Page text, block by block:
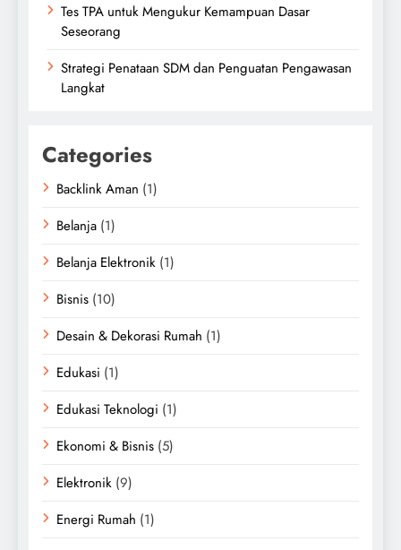
Tes TPA untuk Mengukur Kemampuan Dasar
Seseorang
Strategi Penataan SDM dan Penguatan Pengawasan
Langkat
Categories
Backlink Aman (1)
Belanja (1)
Belanja Elektronik (1)
Bisnis (10)
Desain & Dekorasi Rumah (1)
Edukasi (1)
Edukasi Teknologi (1)
Ekonomi & Bisnis (5)
Elektronik (9)
Energi Rumah (1)